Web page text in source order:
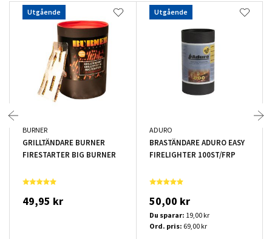
Utgående
BURNER
GRILLTÄNDARE BURNER
FIRESTARTER BIG BURNER
49,95 kr
Utgående
ADURO
BRASTÄNDARE ADURO EASY
FIRELIGHTER 100ST/FRP
50,00 kr
Du sparar: 19,00 kr
Ord. pris: 69,00 kr